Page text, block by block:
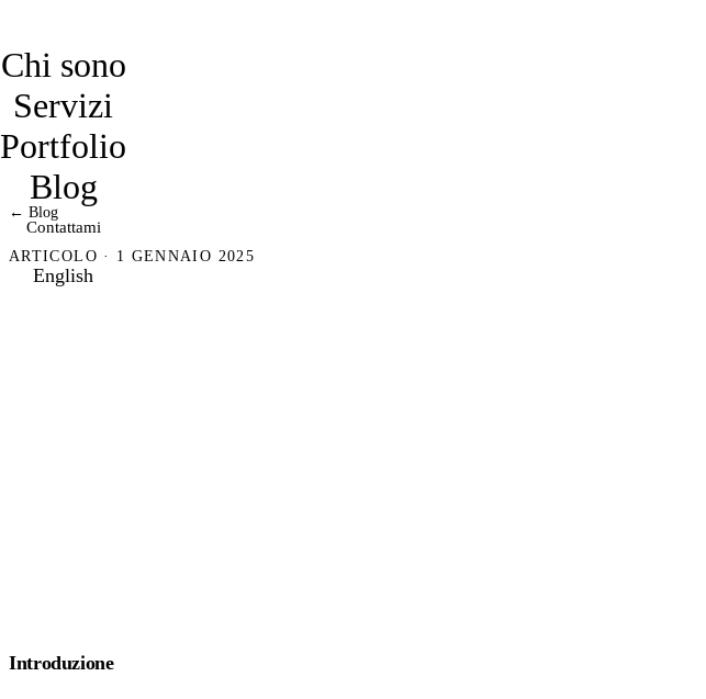
Chi sono
Servizi
Portfolio
Blog
Contattami
English
← Blog
ARTICOLO · 1 GENNAIO 2025
Introduzione